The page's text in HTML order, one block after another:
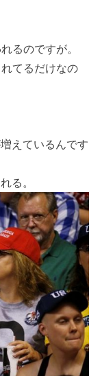
るのですが。
てるだけなの
えているんです
る。